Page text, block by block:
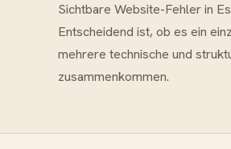
Sichtbare Website-Fehler in
Entscheidend ist, ob es ein
mehrere technische und
zusammenkommen.